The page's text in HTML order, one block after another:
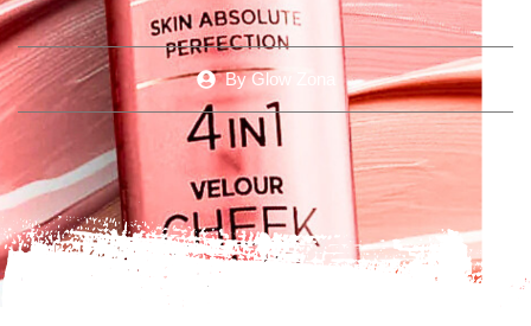
ByGlow Zona